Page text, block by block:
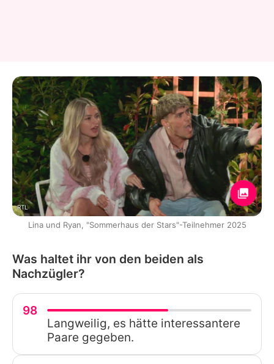
RTL
Lina und Ryan, "Sommerhaus der Stars"-Teilnehmer 2025
Was haltet ihr von den beiden als
Nachzügler?
98
Langweilig, es hätte interessantere
Paare gegeben.